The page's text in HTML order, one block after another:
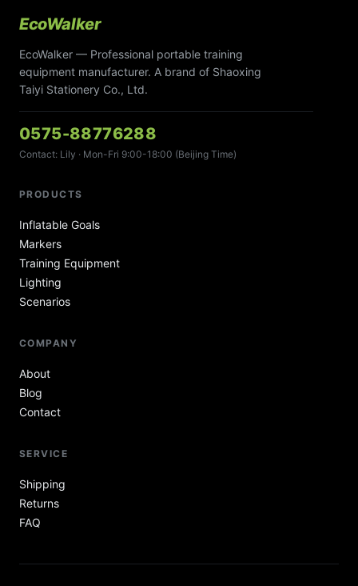
EcoWalker
EcoWalker — Professional portable training
equipment manufacturer. A brand of Shaoxing
Taiyi Stationery Co., Ltd.
0575-88776288
Contact: Lily · Mon-Fri 9:00-18:00 (Beijing Time)
PRODUCTS
Inflatable Goals
Markers
Training Equipment
Lighting
Scenarios
COMPANY
About
Blog
Contact
SERVICE
Shipping
Returns
FAQ